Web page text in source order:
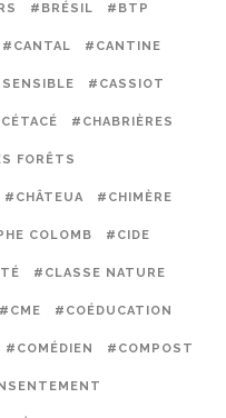
#BRÉSIL #BTP
#CANTAL #CANTINE
#CASSIOT
#CHABRIÈRES
FORÊTS
#CHÂTEUA #CHIMÈRE
COLOMB #CIDE
#CLASSE NATURE
#CME #COÉDUCATION
#COMÉDIEN #COMPOST